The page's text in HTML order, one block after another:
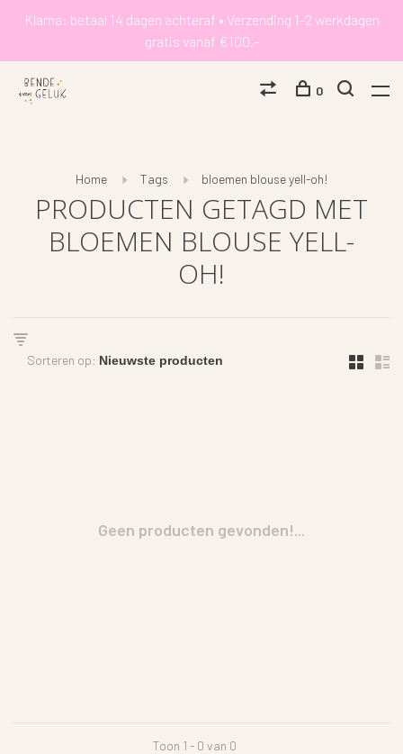
Klarna: betaal 14 dagen achteraf • Verzending 1-2 werkdagen
gratis vanaf €100,-
0
Home Tags bloemen blouse yell-oh!
PRODUCTEN GETAGD MET
BLOEMEN BLOUSE YELL-
OH!
Sorteren op:
Geen producten gevonden!...
Toon 1 - 0 van 0